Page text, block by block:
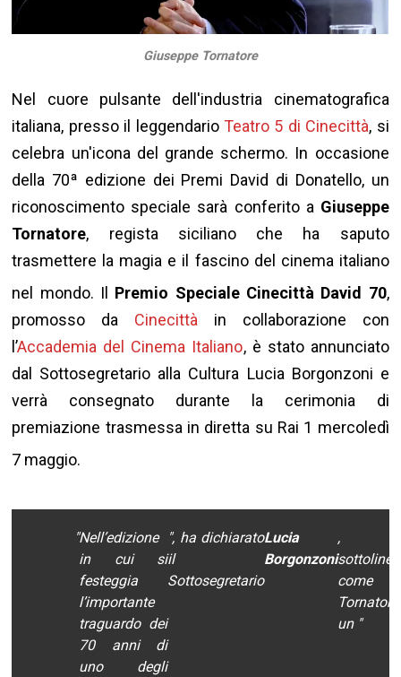
Giuseppe Tornatore
Nel cuore pulsante dell'industria cinematografica
italiana, presso il leggendario Teatro 5 di Cinecittà, si
celebra un'icona del grande schermo. In occasione
della 70ª edizione dei Premi David di Donatello, un
riconoscimento speciale sarà conferito a Giuseppe
Tornatore, regista siciliano che ha saputo
trasmettere la magia e il fascino del cinema italiano
nel mondo. Il Premio Speciale Cinecittà David 70,
promosso da Cinecittà in collaborazione con
l’Accademia del Cinema Italiano, è stato annunciato
dal Sottosegretario alla Cultura Lucia Borgonzoni e
verrà consegnato durante la cerimonia di
premiazione trasmessa in diretta su Rai 1 mercoledì
7 maggio.
"Nell’edizione
in cui si
festeggia
l’importante
traguardo dei
70 anni di
uno degli
", ha dichiarato
il
Sottosegretario
Lucia
Borgonzoni
,
come
un "